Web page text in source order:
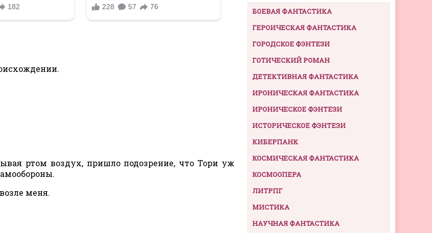
ртом воздух, пришло подозрение, что Тори уж
меня.
БОЕВАЯ ФАНТАСТИКА
ГЕРОИЧЕСКАЯ ФАНТАСТИКА
ГОРОДСКОЕ ФЭНТЕЗИ
ГОТИЧЕСКИЙ РОМАН
ДЕТЕКТИВНАЯ ФАНТАСТИКА
ИРОНИЧЕСКАЯ ФАНТАСТИКА
ИРОНИЧЕСКОЕ ФЭНТЕЗИ
ИСТОРИЧЕСКОЕ ФЭНТЕЗИ
КИБЕРПАНК
КОСМИЧЕСКАЯ ФАНТАСТИКА
КОСМООПЕРА
ЛИТРПГ
МИСТИКА
НАУЧНАЯ ФАНТАСТИКА